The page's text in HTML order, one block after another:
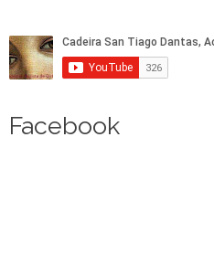
Facebook